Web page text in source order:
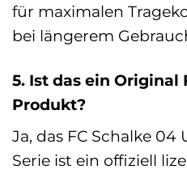
für maximalen
bei längerem
5. Ist das ein Original
Produkt?
Ja, das FC Schalke 04
Serie ist ein offiziell